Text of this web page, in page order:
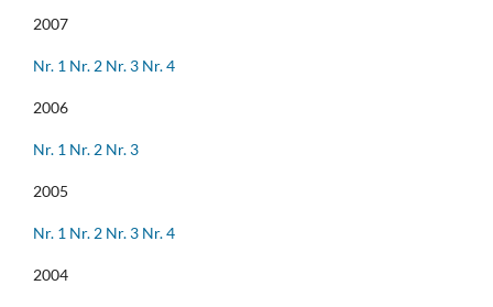
2007
Nr. 1 Nr. 2 Nr. 3 Nr. 4
2006
Nr. 1 Nr. 2 Nr. 3
2005
Nr. 1 Nr. 2 Nr. 3 Nr. 4
2004